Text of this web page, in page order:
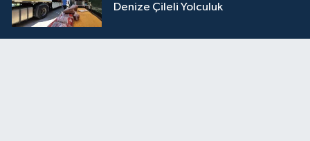
Denize Çileli Yolculuk